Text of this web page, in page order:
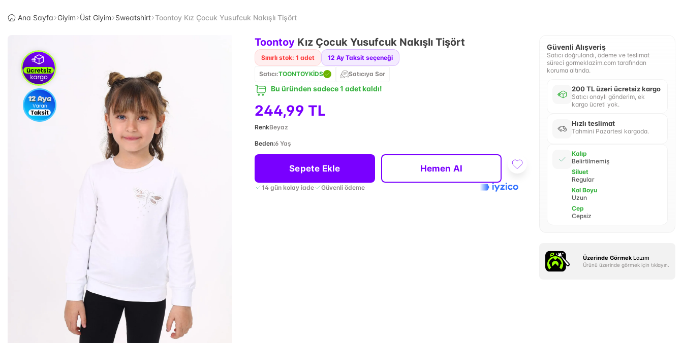
Ana Sayfa Giyim Üst Giyim Sweatshirt Toontoy Kız Çocuk Yusufcuk Nakışlı Tişört
Toontoy Kız Çocuk Yusufcuk Nakışlı Tişört
Sınırlı stok: 1 adet 12 Ay Taksit seçeneği
Satıcı:TOONTOYKİDS Satıcıya Sor
Bu üründen sadece 1 adet kaldı!
244,99 TL
RenkBeyaz
Beden:6 Yaş
Sepete Ekle Hemen Al
14 gün kolay iade Güvenli ödeme
Güvenli Alışveriş
Satıcı doğrulandı, ödeme ve teslimat
süreci gormeklazim.com tarafından
koruma altında.
200 TL üzeri ücretsiz kargo
Satıcı onaylı gönderim, ek
kargo ücreti yok.
Hızlı teslimat
Tahmini Pazartesi kargoda.
Kalıp
Belirtilmemiş
Siluet
Regular
Kol Boyu
Uzun
Cep
Cepsiz
Üzerinde Görmek Lazım
Ürünü üzerinde görmek için tıklayın.